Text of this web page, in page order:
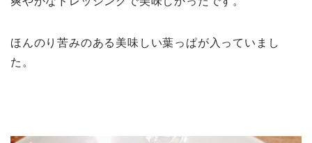
ほんのり苦みのある美味しい葉っぱが入っていまし
た。